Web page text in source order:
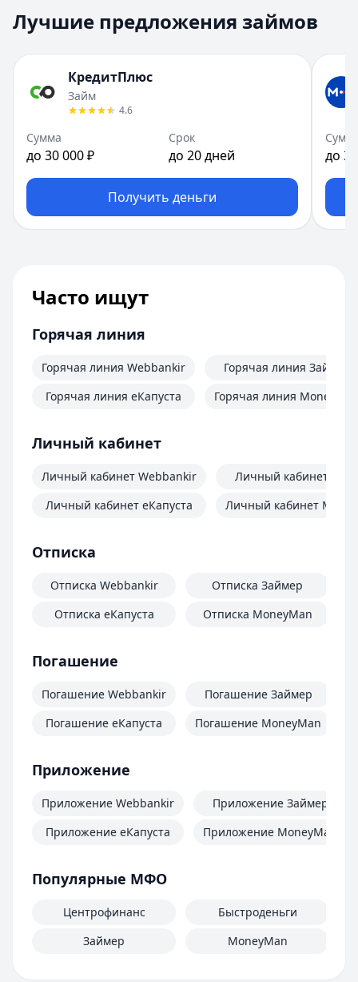
Лучшие предложения займов
КредитПлюс
Займ
4.6
Сумма
до 30 000 ₽
Срок
до 20 дней
Получить деньги
до
Часто ищут
Горячая линия
Горячая линия Webbankir
Горячая линия еКапуста
Горячая линия Займер
Горячая линия
Личный кабинет
Личный кабинет Webbankir
Личный кабинет еКапуста
Личный кабинет
Личный кабинет
Отписка
Отписка Webbankir
Отписка еКапуста
Отписка Займер
Отписка MoneyMan
Погашение
Погашение Webbankir
Погашение еКапуста
Погашение Займер
Погашение MoneyMan
Приложение
Приложение Webbankir
Приложение еКапуста
Приложение Займер
Приложение MoneyMan
Популярные МФО
Центрофинанс
Займер
Быстроденьги
MoneyMan